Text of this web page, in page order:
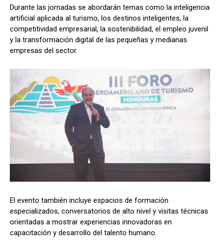
Durante las jornadas se abordarán temas como la inteligencia
artificial aplicada al turismo, los destinos inteligentes, la
competitividad empresarial, la sostenibilidad, el empleo juvenil
y la transformación digital de las pequeñas y medianas
empresas del sector.
El evento también incluye espacios de formación
especializados, conversatorios de alto nivel y visitas técnicas
orientadas a mostrar experiencias innovadoras en
capacitación y desarrollo del talento humano.